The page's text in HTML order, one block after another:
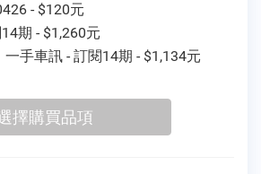
- $120元
期 - $1,260元
一手車訊 - 訂閱14期 - $1,134元